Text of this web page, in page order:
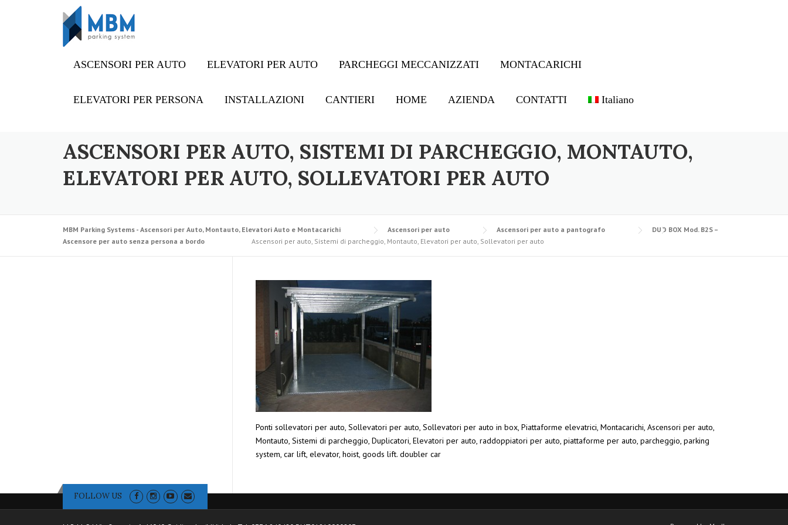
ASCENSORI PER AUTO ELEVATORI PER AUTO PARCHEGGI MECCANIZZATI MONTACARICHI
ELEVATORI PER PERSONA INSTALLAZIONI CANTIERI HOME AZIENDA CONTATTI Italiano
ASCENSORI PER AUTO, SISTEMI DI PARCHEGGIO, MONTAUTO,
ELEVATORI PER AUTO, SOLLEVATORI PER AUTO
MBM Parking Systems - Ascensori per Auto, Montauto, Elevatori Auto e Montacarichi Ascensori per auto Ascensori per auto a pantografo
DUO BOX Mod. B2S –
Ascensore per auto senza persona a bordo
Ascensori per auto, Sistemi di parcheggio, Montauto, Elevatori per auto, Sollevatori per auto
Ponti sollevatori per auto, Sollevatori per auto, Sollevatori per auto in box, Piattaforme elevatrici, Montacarichi, Ascensori per auto,
Montauto, Sistemi di parcheggio, Duplicatori, Elevatori per auto, raddoppiatori per auto, piattaforme per auto, parcheggio, parking
system, car lift, elevator, hoist, goods lift. doubler car
FOLLOW US